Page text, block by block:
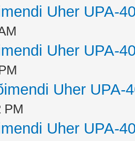
Uher UPA-
Uher UPA-
Uher UPA-
PM
Uher UPA-